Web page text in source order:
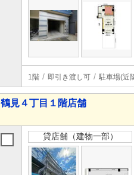
1階 即引き渡し可 駐車場(近
鶴見４丁目１階店舗
貸店舗（建物一部）